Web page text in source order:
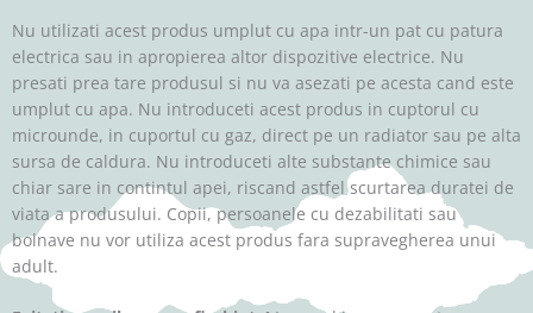
Nu utilizati acest produs umplut cu apa intr-un pat cu patura
electrica sau in apropierea altor dispozitive electrice. Nu
presati prea tare produsul si nu va asezati pe acesta cand este
umplut cu apa. Nu introduceti acest produs in cuptorul cu
microunde, in cuportul cu gaz, direct pe un radiator sau pe alta
sursa de caldura. Nu introduceti alte substante chimice sau
chiar sare in contintul apei, riscand astfel scurtarea duratei de
viata a produsului. Copii, persoanele cu dezabilitati sau
bolnave nu vor utiliza acest produs fara supravegherea unui
adult.